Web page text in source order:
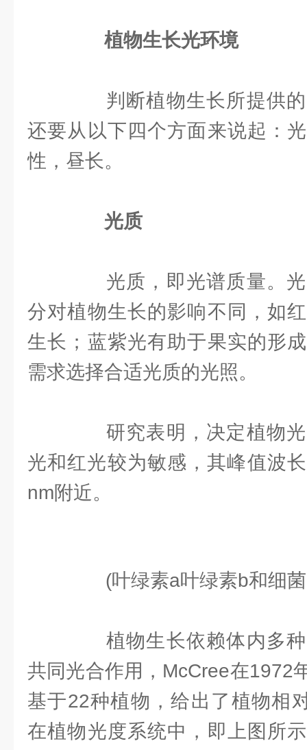
植物生长光环境
判断植物生长所提供的
还要从以下四个方面来说起：
性，昼长。
光质
光质，即光谱质量。光
分对植物生长的影响不同，如
生长；蓝紫光有助于果实的形
需求选择合适光质的光照。
研究表明，决定植物光
光和红光较为敏感，其峰值波
nm附近。
(叶绿素a叶绿素b和细
植物生长依赖体内多种
共同光合作用，McCree在1972
基于22种植物，给出了植物相
在植物光度系统中，即上图所